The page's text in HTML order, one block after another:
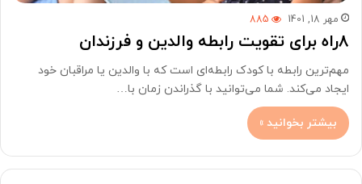
مهر 18, 1401 885
8راه برای تقویت رابطه والدین و فرزندان
مهم‌ترین رابطه با کودک رابطه‌ای است که با والدین یا مراقبان خود
ایجاد می‌کند. شما می‌توانید با گذراندن زمان با…
بیشتر بخوانید »